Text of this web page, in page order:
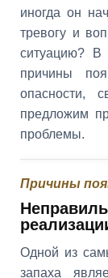
иногда он
тревогу и
ситуацию? В
причины
опасности,
предложим
проблемы.
Причины
Одной из
запаха